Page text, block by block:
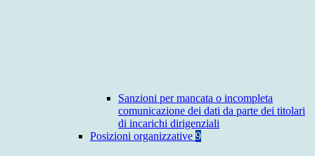
Sanzioni per mancata o incompleta
comunicazione dei dati da parte dei titolari
di incarichi dirigenziali
Posizioni organizzative 9